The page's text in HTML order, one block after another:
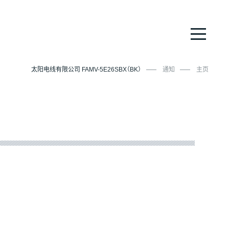
主页
通知
太阳电线有限公司 FAMV-5E26SBX（BK）